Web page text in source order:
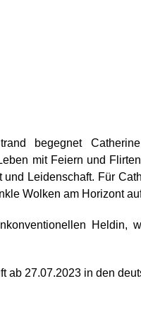
begegnet
mit Feiern und
und Leidenschaft. Für
Wolken am Horizont
Heldin,
ab 27.07.2023 in den